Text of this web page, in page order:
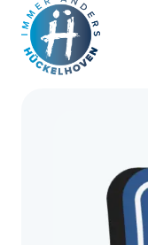
Zum Hauptinhalt springen